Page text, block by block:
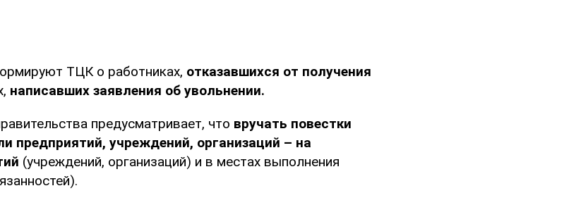
ТЦК о работниках, отказавшихся от получения
написавших заявления об увольнении.
предусматривает, что вручать повестки
предприятий, учреждений, организаций – на
(учреждений, организаций) и в местах выполнения